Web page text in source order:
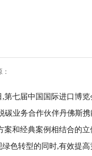
：
七届中国国际进口博览
碳业务合作伙伴丹佛斯
案和经典案例相结合的
色转型的同时,有效提高